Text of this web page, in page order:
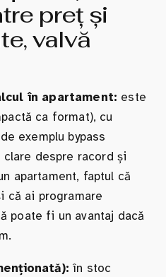
preț și
valvă
în apartament: este
ca format), cu
exemplu bypass
despre racord și
apartament, faptul că
că ai programare
poate fi un avantaj dacă
în stoc